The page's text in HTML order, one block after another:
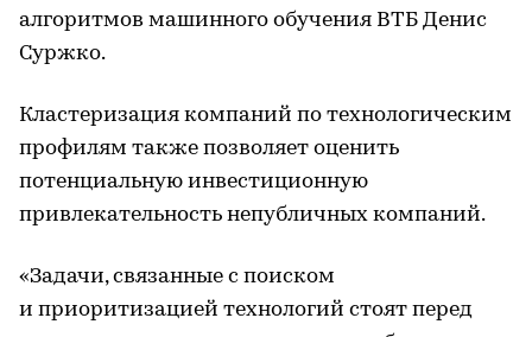
алгоритмов машинного обучения ВТБ Денис
Суржко.
Кластеризация компаний по технологическим
профилям также позволяет оценить
потенциальную инвестиционную
привлекательность непубличных компаний.
«Задачи, связанные с поиском
и приоритизацией технологий стоят перед